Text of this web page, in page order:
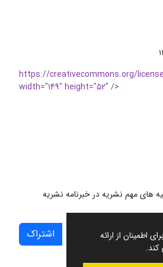
اطمینان از ارائه
کند.
https://creativecommons.org/
width="149" height="52" />
های مهم نشریه در خبرنامه نشریه
اشتراک